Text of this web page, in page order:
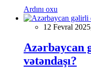
Ardını oxu
12 Fevral
Azərbaycan
vətəndaşı?